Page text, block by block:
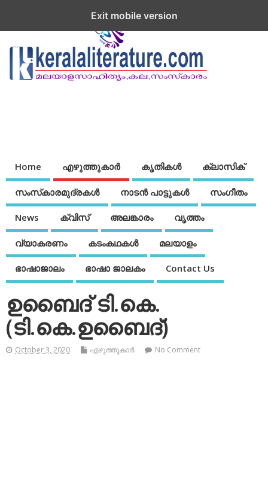
Home എഴുത്തുകാര്‍ കൃതികൾ ക്ലാസിക്
സംസ്‌കാരമുദ്രകള്‍ നാടന്‍ പാട്ടുകള്‍ സംഗീതം
News ക്വിസ് അലങ്കാരം വൃത്തം
വ്യാകരണം കടംകഥകള്‍ മലയാളം
ഭാഷാജാലം ഭാഷാ ജാലകം Contact Us
ഉബൈദ് ടി.കെ.
(ടി.കെ.ഉബൈദ്)
October 3, 2020 എഴുത്തുകാര്‍ No Comment
Exit mobile version